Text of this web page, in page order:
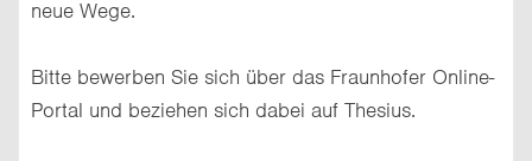
neue Wege.
Bitte bewerben Sie sich über das Fraunhofer Online-
Portal und beziehen sich dabei auf Thesius.